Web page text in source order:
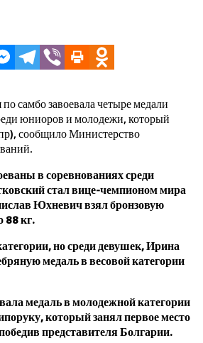
самбо завоевала четыре медали
юниоров и молодежи, который
сообщило Министерство
в соревнованиях среди
стал вице-чемпионом мира
Юхневич взял бронзовую
88 кг.
но среди девушек, Ирина
медаль в весовой категории
медаль в молодежной категории
который занял первое место
представителя Болгарии.